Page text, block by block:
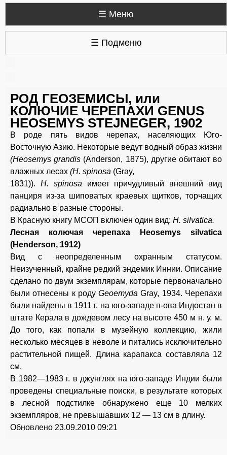
☰ Меню
☰ Подменю
РОД ГЕОЗЕМИСЫ, или
КОЛЮЧИЕ ЧЕРЕПАХИ GENUS
HEOSEMYS STEJNEGER, 1902
В роде пять видов черепах, населяющих Юго-
Восточную Азию. Некоторые ведут водный образ жизни
(Heosemys grandis (Anderson, 1875), другие обитают во
влажных лесах (Н. spinosa (Gray,
1831)). H. spinosa имеет причудливый внешний вид
панциря из-за шиповатых краевых щитков, торчащих
радиально в разные стороны.
В Красную книгу МСОП включен один вид: Н. silvatica.
Лесная колючая черепаха Heosemys silvatica
(Henderson, 1912)
Вид с неопределенным охранным статусом.
Неизученный, крайне редкий эндемик Иннии. Описание
сделано по двум экземплярам, которые первоначально
были отнесены к родуGeoemydaGray, 1934. Черепахи
были найдены в 1911 г. на юго-западе п-ова Индостан в
штате Керала в дождевом лесу на высоте 450 м н. у. м.
До того, как попали в музейную коллекцию, жили
несколько месяцев в неволе и питались исключительно
растительной пищей. Длина карапакса составляла 12
см.
В 1982—1983 г. в джунглях на юго-западе Индии были
проведены специальные поиски, в результате которых
в лесной подстилке обнаружено еще 10 мелких
экземпляров, не превышавших 12 — 13 см в длину.
Обновлено 23.09.2010 09:21